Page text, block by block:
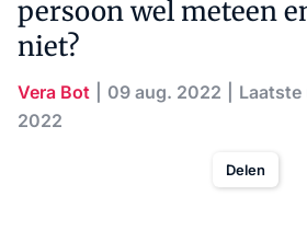
persoon wel meteen
niet?
Vera Bot 09 aug. 2022
Laatste
2022
Delen